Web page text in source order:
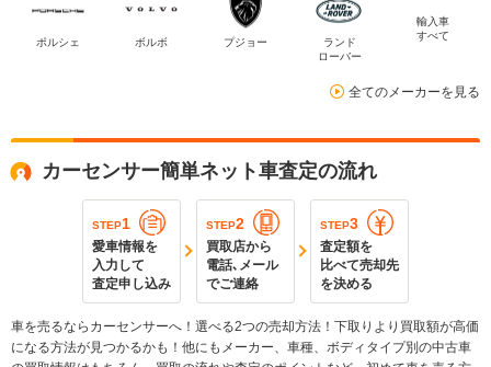
ポルシェ ボルボ プジョー
ランド
ローバー
輸入車
すべて
全てのメーカーを見る
カーセンサー簡単ネット車査定の流れ
STEP1
愛車情報を
入力して
査定申し込み
STEP2
買取店から
電話､メール
でご連絡
STEP3
査定額を
比べて売却先
を決める
車を売るならカーセンサーへ！選べる2つの売却方法！下取りより買取額が高価
になる方法が見つかるかも！他にもメーカー、車種、ボディタイプ別の中古車